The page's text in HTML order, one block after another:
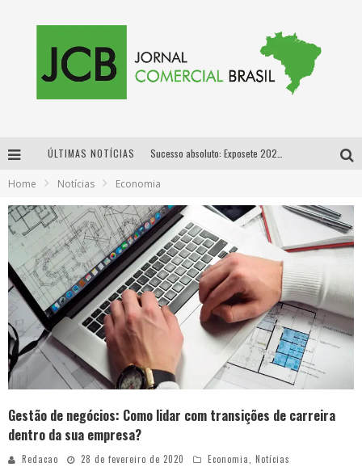
ÚLTIMAS NOTÍCIAS
Proibida anuncia retorno da Puro Malte Extra e consolida trajetória de democratização cervejeira no Brasil
Home Notícias Economia
Gestão de negócios: Como lidar com transições de carreira
dentro da sua empresa?
Redacao 28 de fevereiro de 2020 Economia, Notícias